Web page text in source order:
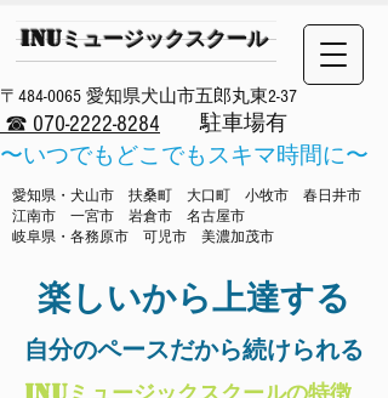
INUミュージックスクール
​〒484-0065 愛知県犬山市五郎丸東2-37
☎ 070-2222-8284
​〜いつでもどこでもスキマ時間に〜
​駐車場有
​愛知県・犬山市 扶桑町 大口町 小牧市 春日井市
江南市 一宮市 岩倉市 名古屋市
岐阜県・各務原市 可児市 美濃加茂市
​楽しいから上達する
​自分のペースだから続けられる